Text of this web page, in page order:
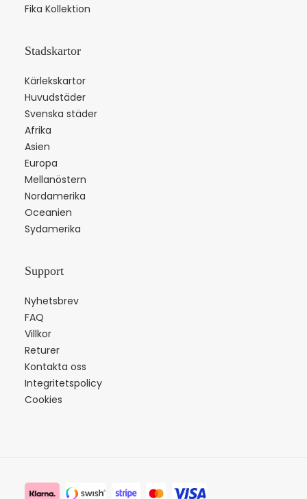
Fika Kollektion
Stadskartor
Kärlekskartor
Huvudstäder
Svenska städer
Afrika
Asien
Europa
Mellanöstern
Nordamerika
Oceanien
Sydamerika
Support
Nyhetsbrev
FAQ
Villkor
Returer
Kontakta oss
Integritetspolicy
Cookies